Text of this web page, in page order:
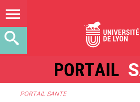
PORTAIL
PORTAIL SANTE